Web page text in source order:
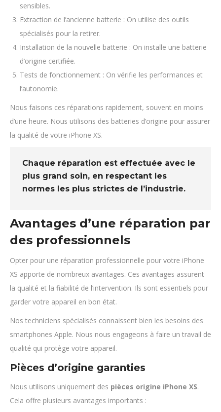
sensibles.
Extraction de l’ancienne batterie : On utilise des outils
spécialisés pour la retirer.
Installation de la nouvelle batterie : On installe une batterie
d’origine certifiée.
Tests de fonctionnement : On vérifie les performances et
l’autonomie.
Nous faisons ces réparations rapidement, souvent en moins
d’une heure. Nous utilisons des batteries d’origine pour assurer
la qualité de votre iPhone XS.
Chaque réparation est effectuée avec le
plus grand soin, en respectant les
normes les plus strictes de l’industrie.
Avantages d’une réparation par
des professionnels
Opter pour une réparation professionnelle pour votre iPhone
XS apporte de nombreux avantages. Ces avantages assurent
la qualité et la fiabilité de l’intervention. Ils sont essentiels pour
garder votre appareil en bon état.
Nos techniciens spécialisés connaissent bien les besoins des
smartphones Apple. Nous nous engageons à faire un travail de
qualité qui protège votre appareil.
Pièces d’origine garanties
Nous utilisons uniquement des pièces origine iPhone XS.
Cela offre plusieurs avantages importants :